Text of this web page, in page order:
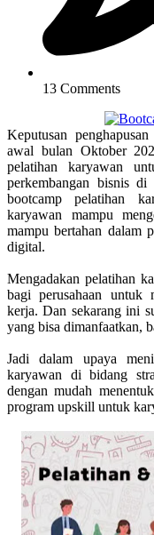
13 Comments
Keputusan
awal bulan Oktober
pelatihan karyawan
perkembangan bisnis
bootcamp pelatihan
karyawan mampu
mampu bertahan dalam
digital.
Mengadakan pelatihan
bagi perusahaan untuk
kerja. Dan sekarang ini
yang bisa dimanfaatkan,
Jadi dalam upaya
karyawan di bidang
dengan mudah
program upskill untuk